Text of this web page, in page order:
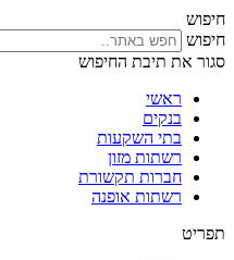
חיפוש
חיפוש
סגור את תיבת החיפוש
ראשי
בנקים
בתי השקעות
רשתות מזון
חברות תקשורת
רשתות אופנה
תפריט